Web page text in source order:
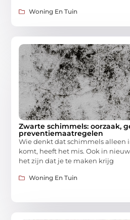
Woning En Tuin
Zwarte schimmels: oorzaak,
preventiemaatregelen
Wie denkt dat schimmels alleen
komt, heeft het mis. Ook in
het zijn dat je te maken krijg
Woning En Tuin